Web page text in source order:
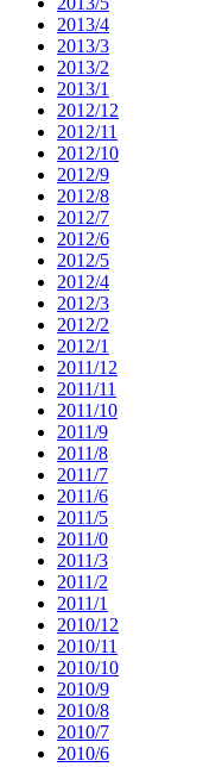
2013/4
2013/3
2013/2
2013/1
2012/12
2012/11
2012/10
2012/9
2012/8
2012/7
2012/6
2012/5
2012/4
2012/3
2012/2
2012/1
2011/12
2011/11
2011/10
2011/9
2011/8
2011/7
2011/6
2011/5
2011/0
2011/3
2011/2
2011/1
2010/12
2010/11
2010/10
2010/9
2010/8
2010/7
2010/6